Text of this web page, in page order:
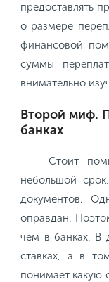
предоставлять
о размере
финансовой
суммы
внимательно
Второй миф.
банках
Стоит
небольшой
документов.
оправдан.
чем в банках. В
ставках, а в
понимает какую